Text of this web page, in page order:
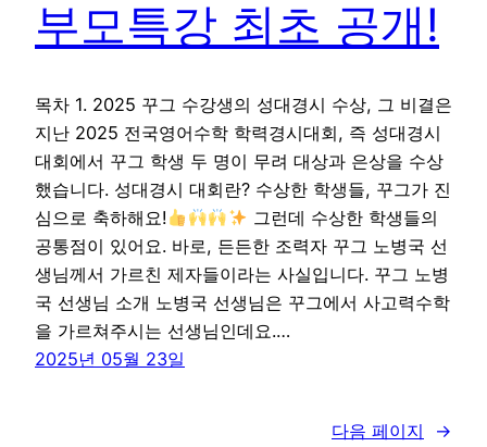
부모특강 최초 공개!
목차 1. 2025 꾸그 수강생의 성대경시 수상, 그 비결은
지난 2025 전국영어수학 학력경시대회, 즉 성대경시
대회에서 꾸그 학생 두 명이 무려 대상과 은상을 수상
했습니다. 성대경시 대회란? 수상한 학생들, 꾸그가 진
심으로 축하해요!
그런데 수상한 학생들의
공통점이 있어요. 바로, 든든한 조력자 꾸그 노병국 선
생님께서 가르친 제자들이라는 사실입니다. 꾸그 노병
국 선생님 소개 노병국 선생님은 꾸그에서 사고력수학
을 가르쳐주시는 선생님인데요.…
2025년 05월 23일
다음 페이지 →